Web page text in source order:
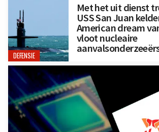
DEFENSIE
Met het uit dienst
USS San Juan
American dream
vloot nucleaire